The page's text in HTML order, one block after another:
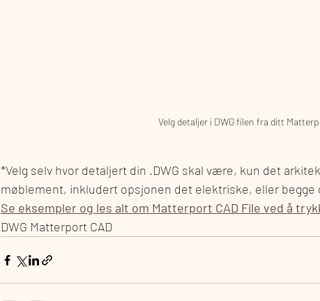
Velg detaljer i DWG filen fra ditt
*Velg selv hvor detaljert din .DWG skal være, kun det
møblement, inkludert opsjonen det elektriske, eller begge
Se eksempler og les alt om Matterport CAD File ved å
DWG Matterport CAD